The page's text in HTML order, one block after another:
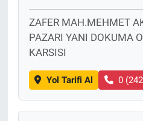
ZAFER MAH.MEHMET
PAZARI YANI DOKUMA
KARSISI
Yol Tarifi Al 0
Yerel
Magazin
Bilim ve Teknoloji